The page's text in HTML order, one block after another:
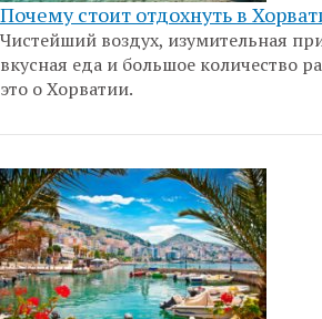
Почему стоит отдохнуть в
Чистейший воздух, изумительная
вкусная еда и большое количество
это о Хорватии.